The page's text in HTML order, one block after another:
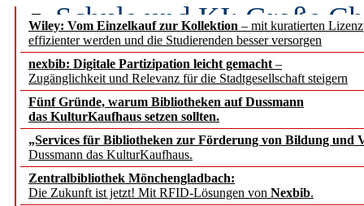
Wiley: Vom Einzelkauf zur Kollektion – mit kuratierten
effizienter werden und die Studierenden besser versorgen
nexbib: Digitale Partizipation leicht gemacht –
Zugänglichkeit und Relevanz für die Stadtgesellschaft steigern
Fünf Gründe, warum Bibliotheken auf Dussmann
das KulturKaufhaus setzen sollten.
„Services für Bibliotheken zur Förderung von Bildung und
Dussmann das KulturKaufhaus.
Zentralbibliothek Mönchengladbach:
Die Zukunft ist jetzt! Mit RFID-Lösungen von Nexbib.
Schule und KI: Große
Voraussetzungen
Erfolgreiches erstes
Segment Research –
angepasst